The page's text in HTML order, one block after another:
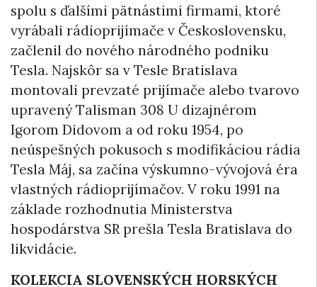
spolu s ďalšími pätnástimi firmami, ktoré
vyrábali rádioprijímače v Československu,
začlenil do nového národného podniku
Tesla. Najskôr sa v Tesle Bratislava
montovali prevzaté prijímače alebo tvarovo
upravený Talisman 308 U dizajnérom
Igorom Didovom a od roku 1954, po
neúspešných pokusoch s modifikáciou rádia
Tesla Máj, sa začína výskumno-vývojová éra
vlastných rádioprijímačov. V roku 1991 na
základe rozhodnutia Ministerstva
hospodárstva SR prešla Tesla Bratislava do
likvidácie.
KOLEKCIA SLOVENSKÝCH HORSKÝCH